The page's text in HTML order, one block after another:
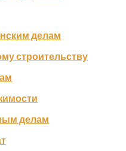
делам
строительству
делам